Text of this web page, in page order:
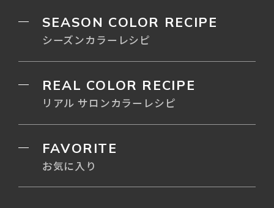
SEASON COLOR RECIPE
シーズンカラーレシピ
REAL COLOR RECIPE
リアル サロンカラーレシピ
FAVORITE
お気に入り